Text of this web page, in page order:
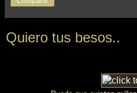
Quiero tus besos..